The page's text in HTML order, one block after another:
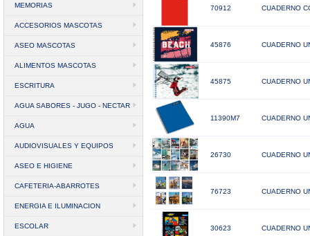
MEMORIAS
ACCESORIOS MASCOTAS
ASEO MASCOTAS
ALIMENTOS MASCOTAS
ESCRITURA
AGUA SABORES - JUGO - NECTAR
AGUA
AUDIOVISUALES Y EQUIPOS
ASEO E HIGIENE
CAFETERIA-ABARROTES
ENERGIA E ILUMINACION
ESCOLAR
70912 CUADERNO
45876 CUADERNO
45875 CUADERNO
11390M7 CUADERNO
26730 CUADERNO
76723 CUADERNO
30623 CUADERNO